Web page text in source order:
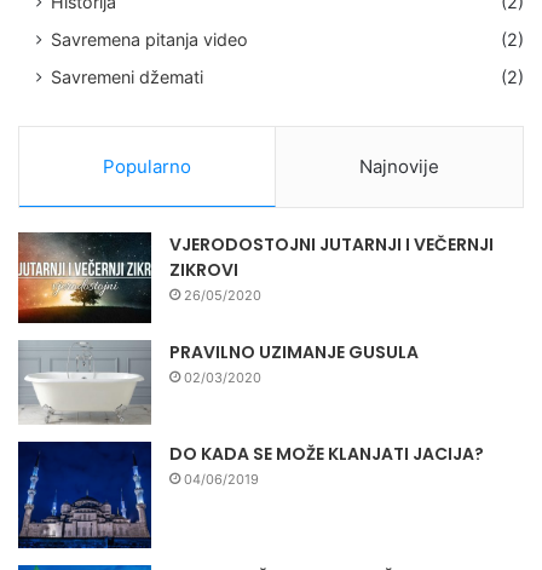
Savremena pitanja video
(2)
Savremeni džemati
(2)
Popularno Najnovije
VJERODOSTOJNI JUTARNJI I VEČERNJI
ZIKROVI
26/05/2020
PRAVILNO UZIMANJE GUSULA
02/03/2020
DO KADA SE MOŽE KLANJATI JACIJA?
04/06/2019